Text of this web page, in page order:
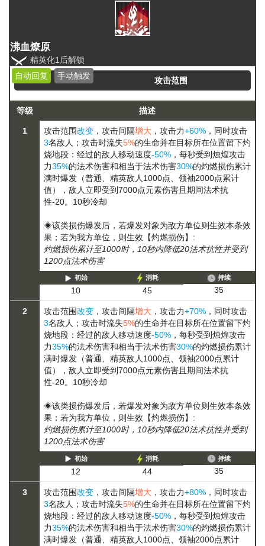
沸血燎原
精英化1后解锁
自动回复
手动触发 攻击范围
等级 描述
1 攻击范围改变 ，攻击间隔增大 ，攻击力+60% ，同时攻击
3名敌人；攻击时流失5%的生命并在目标所在位置留下灼
烧地段：经过的敌人移动速度-50% ，每秒受到烛煌攻击
力35%的法术伤害和相当于法术伤害30%的灼燃损伤累计
满时爆发（普通、精英敌人1000点、领袖2000点累计
值），敌人立即受到7000点元素伤害且期间法术抗
性-20。10秒冷却
◈该类损伤爆发后，若爆发对象为敌方单位则生效本条效
果；若为我方单位，则生效【灼燃损伤】:
灼燃损伤累计至1000时，10秒内降低20法术抗性并受到
1200点法术伤害
初始
10
消耗
45
持续
35
2 攻击范围改变 ，攻击间隔增大 ，攻击力+70% ，同时攻击
3名敌人；攻击时流失5%的生命并在目标所在位置留下灼
烧地段：经过的敌人移动速度-50% ，每秒受到烛煌攻击
力35%的法术伤害和相当于法术伤害30%的灼燃损伤累计
满时爆发（普通、精英敌人1000点、领袖2000点累计
值），敌人立即受到7000点元素伤害且期间法术抗
性-20。10秒冷却
◈该类损伤爆发后，若爆发对象为敌方单位则生效本条效
果；若为我方单位，则生效【灼燃损伤】:
灼燃损伤累计至1000时，10秒内降低20法术抗性并受到
1200点法术伤害
初始
12
消耗
44
持续
35
3 攻击范围改变 ，攻击间隔增大 ，攻击力+80% ，同时攻击
3名敌人；攻击时流失5%的生命并在目标所在位置留下灼
烧地段：经过的敌人移动速度-50% ，每秒受到烛煌攻击
力35%的法术伤害和相当于法术伤害30%的灼燃损伤累计
满时爆发（普通、精英敌人1000点、领袖2000点累计